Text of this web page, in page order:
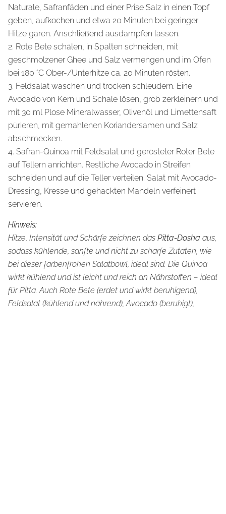
Naturale, Safranfäden und einer Prise Salz in einen Topf
geben, aufkochen und etwa 20 Minuten bei geringer
Hitze garen. Anschließend ausdampfen lassen.
2. Rote Bete schälen, in Spalten schneiden, mit
geschmolzener Ghee und Salz vermengen und im Ofen
bei 180 °C Ober-/Unterhitze ca. 20 Minuten rösten.
3. Feldsalat waschen und trocken schleudern. Eine
Avocado von Kern und Schale lösen, grob zerkleinern und
mit 30 ml Plose Mineralwasser, Olivenöl und Limettensaft
pürieren, mit gemahlenen Koriandersamen und Salz
abschmecken.
4. Safran-Quinoa mit Feldsalat und gerösteter Roter Bete
auf Tellern anrichten. Restliche Avocado in Streifen
schneiden und auf die Teller verteilen. Salat mit Avocado-
Dressing, Kresse und gehackten Mandeln verfeinert
servieren.
Hinweis:
Hitze, Intensität und Schärfe zeichnen das Pitta-Dosha aus,
sodass kühlende, sanfte und nicht zu scharfe Zutaten, wie
bei dieser farbenfrohen Salatbowl, ideal sind. Die Quinoa
wirkt kühlend und ist leicht und reich an Nährstoffen – ideal
für Pitta. Auch Rote Bete (erdet und wirkt beruhigend),
Feldsalat (kühlend und nährend), Avocado (beruhigt),
Koriandersamen (kühlend) und die milde Säure des